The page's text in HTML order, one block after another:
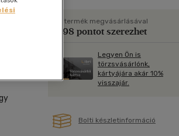
Képeslap
Papír, írószer
Vallás, mitológia
A termék megvásárlásával
598 pontot szerezhet
Legyen Ön is
törzsvásárlónk,
kártyájára akár 10%
visszajár.
Bolti készletinformáció